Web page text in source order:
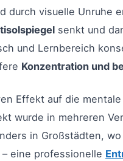
visuelle Unruhe
senkt und
und Lernbereich
Konzentration und
Effekt auf die
wurde in mehreren
in Großstädten,
eine professionelle